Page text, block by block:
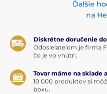
Ďalšie
na
Diskrétne doručenie
Odosielateľom je firma
čo je vo vnútri.
Tovar máme na sklade
10 000 produktov si
boxu.